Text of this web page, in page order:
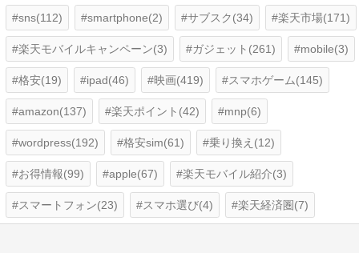
sns(112) smartphone(2) サブスク(34) 楽天市場(171)
楽天モバイルキャンペーン(3) ガジェット(261) mobile(3)
格安(19) ipad(46) 映画(419) スマホゲーム(145)
amazon(137) 楽天ポイント(42) mnp(6)
wordpress(192) 格安sim(61) 乗り換え(12)
お得情報(99) apple(67) 楽天モバイル紹介(3)
スマートフォン(23) スマホ選び(4) 楽天経済圏(7)